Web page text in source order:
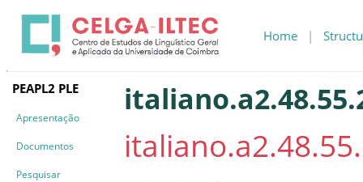
Home |
PEAPL2 PLE
Apresentação
Documentos
Pesquisar